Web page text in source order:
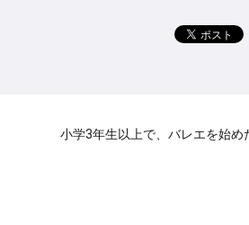
小学3年生以上で、バレエを始め